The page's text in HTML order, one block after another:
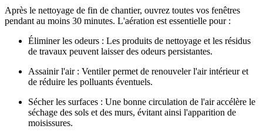
Après le nettoyage de fin de chantier, ouvrez toutes vos fenêtres
pendant au moins 30 minutes. L'aération est essentielle pour :
Éliminer les odeurs : Les produits de nettoyage et les résidus
de travaux peuvent laisser des odeurs persistantes.
Assainir l'air: Ventiler permet de renouveler l'air intérieur et
de réduire les polluants éventuels.
Sécher les surfaces : Une bonne circulation de l'air accélère le
séchage des sols et des murs, évitant ainsi l'apparition de
moisissures.